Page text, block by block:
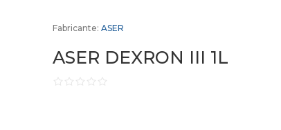
Fabricante: ASER
ASER DEXRON III 1L